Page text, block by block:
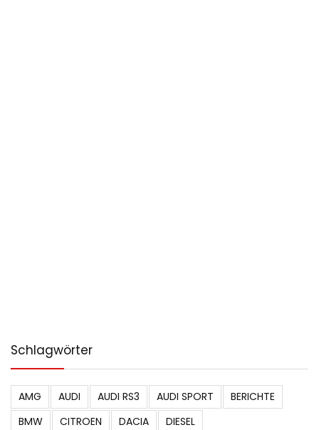
Schlagwörter
AMG AUDI AUDI RS3 AUDI SPORT
BERICHTE
BMW
CITROEN DACIA
DIESEL